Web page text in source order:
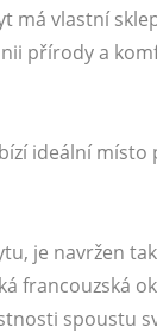
má vlastní
přírody a
ideální místo
je navržen
francouzská
spoustu